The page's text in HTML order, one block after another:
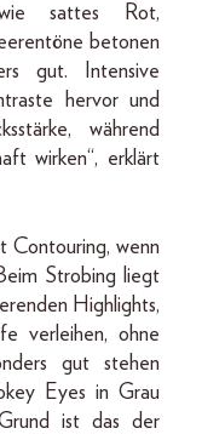
sattes Rot,
betonen
gut. Intensive
hervor und
während
wirken“, erklärt
Contouring, wenn
Strobing liegt
Highlights,
verleihen, ohne
gut stehen
Eyes in Grau
ist das der